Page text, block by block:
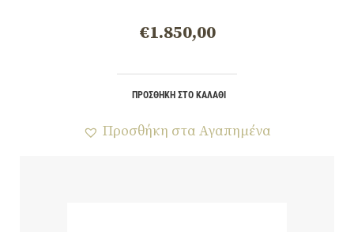
€1.850,00
ΠΡΟΣΘΉΚΗ ΣΤΟ ΚΑΛΆΘΙ
Προσθήκη στα Αγαπημένα